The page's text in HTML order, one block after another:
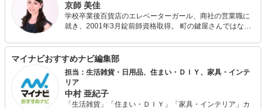
京師 美佳
学校卒業後百貨店のエレベーターガール、商社の営業職に
就き、2001年3月錠前師資格取得。 町の鍵屋さんではな
業へ就職。 法人営業部の責任者を務める中、2002年10
月 防犯設備士取得。 その後は、防犯ガラスメーカーに勤
め、セキュリティ事業部長、そして、防犯アドバイザーと
して、防犯診断や電話での相談受付、セミナーなど、幅広
く活動を行う。 2005年5月独立。京師美佳セキュア・アー
キテクトを設立し、2009年11月には、一般社団法人全国住
宅等防犯設備技術適正評価監視機構理事に就任し、現在
マイナビおすすめナビ編集部
担当：生活雑貨・日用品、住まい・ＤＩＹ、家具・インテ
リア
中村 亜紀子
「生活雑貨」「住まい・ＤＩＹ」「家具・インテリア」カ